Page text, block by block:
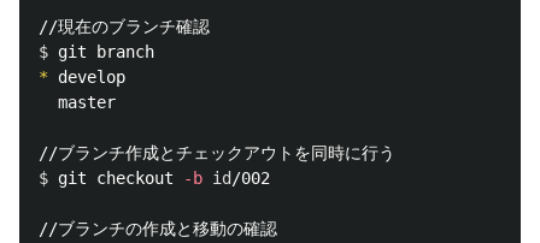
$
* develop
  master
$ git checkout -b id/002